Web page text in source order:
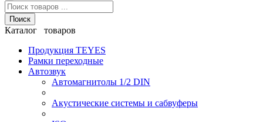
Поиск
Каталог товаров
Продукция TEYES
Рамки переходные
Автозвук
Автомагнитолы 1/2 DIN
Акустические системы и сабвуферы